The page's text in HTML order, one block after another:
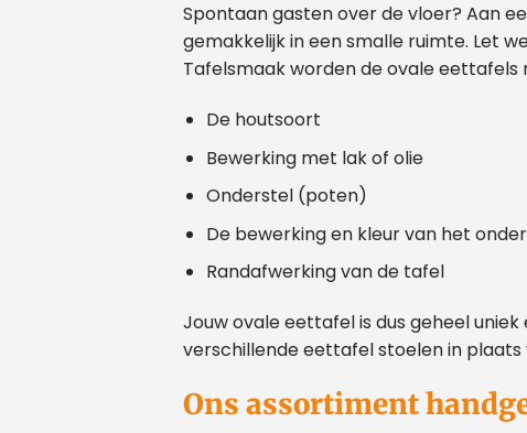
Spontaan gasten over de vloer? Aan
gemakkelijk in een smalle ruimte. Let
Tafelsmaak worden de ovale eettafels
De houtsoort
Bewerking met lak of olie
Onderstel (poten)
De bewerking en kleur van het
Randafwerking van de tafel
Jouw ovale eettafel is dus geheel
verschillende eettafel stoelen in
Ons assortiment